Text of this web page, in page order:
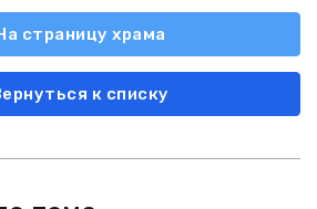
страницу храма
к списку